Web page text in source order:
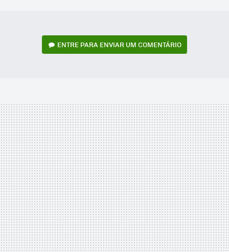
ENTRE PARA ENVIAR UM COMENTÁRIO